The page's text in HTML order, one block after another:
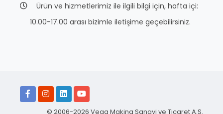
Ürün ve hizmetlerimiz ile ilgili bilgi için, hafta içi:
10.00-17.00 arası bizimle iletişime geçebilirsiniz.
© 2006-2026 Vega Makina Sanayi ve Ticaret A.Ş.